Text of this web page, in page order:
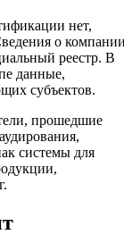
нет,
о
реестр. В
данные,
субъектов.
прошедшие
системы для